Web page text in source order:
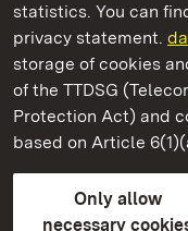
statistics. You can
privacy statement.
storage of cookies
of the TTDSG
Protection Act) and
based on Article
Only allow
necessary
Hüfingen Roman Bath
State Palaces and
FAQMasthead Data